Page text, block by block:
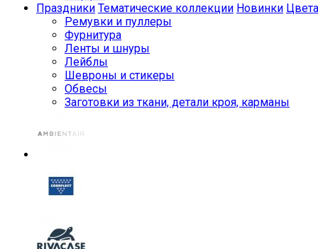
Праздники Тематические коллекции Новинки Цвета
Ремувки и пуллеры
Фурнитура
Ленты и шнуры
Лейблы
Шевроны и стикеры
Обвесы
Заготовки из ткани, детали кроя, карманы